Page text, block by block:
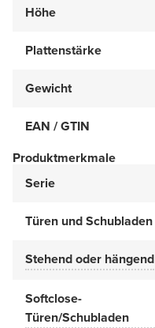
Höhe
Plattenstärke
Gewicht
EAN / GTIN
Produktmerkmale
Serie
Türen und Schubladen
Stehend oder hängend
Softclose-
Türen/Schubladen